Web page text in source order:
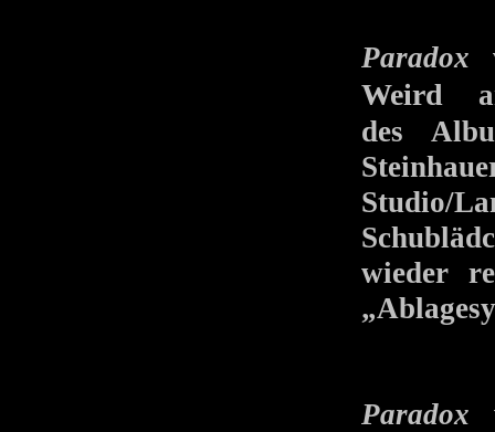
Paradox
Weird
des
wieder
Paradox